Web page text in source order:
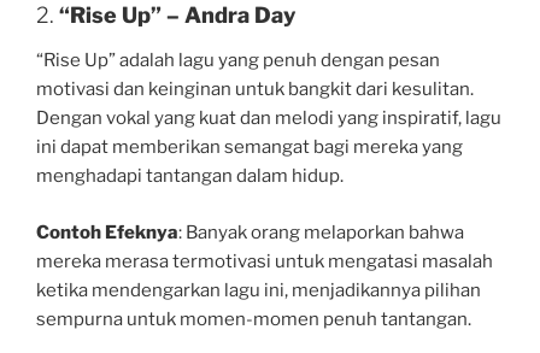
2. “Rise Up” – Andra Day
“Rise Up” adalah lagu yang penuh dengan pesan
motivasi dan keinginan untuk bangkit dari kesulitan.
Dengan vokal yang kuat dan melodi yang inspiratif, lagu
ini dapat memberikan semangat bagi mereka yang
menghadapi tantangan dalam hidup.
Contoh Efeknya: Banyak orang melaporkan bahwa
mereka merasa termotivasi untuk mengatasi masalah
ketika mendengarkan lagu ini, menjadikannya pilihan
sempurna untuk momen-momen penuh tantangan.